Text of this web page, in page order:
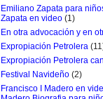
Emiliano Zapata para
Zapata en video (1)
En otra advocación y en
Expropiación Petrolera
Expropiación Petrolera
Festival Navideño (2)
Francisco I Madero en